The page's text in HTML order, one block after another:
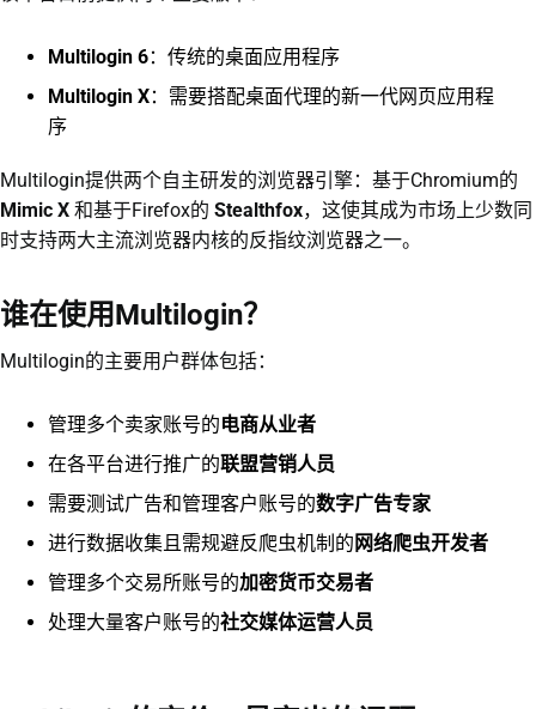
Multilogin 6：传统的桌面应用程序
Multilogin X：需要搭配桌面代理的新一代网页应用程
序
Multilogin提供两个自主研发的浏览器引擎：基于Chromium的
Mimic X 和基于Firefox的 Stealthfox，这使其成为市场上少数同
时支持两大主流浏览器内核的反指纹浏览器之一。
谁在使用Multilogin？
Multilogin的主要用户群体包括：
管理多个卖家账号的电商从业者
在各平台进行推广的联盟营销人员
需要测试广告和管理客户账号的数字广告专家
进行数据收集且需规避反爬虫机制的 网络爬虫开发者
管理多个交易所账号的加密货币交易者
处理大量客户账号的社交媒体运营人员